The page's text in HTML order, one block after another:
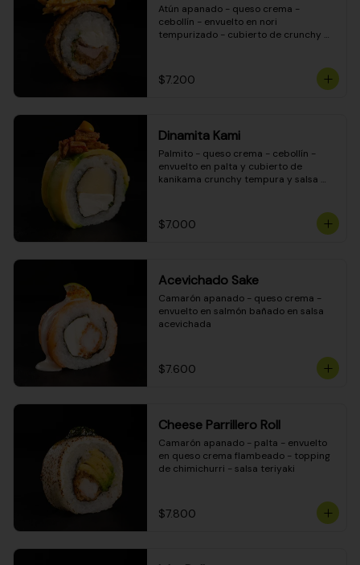
Atún apanado - queso crema -
cebollín - envuelto en nori
tempurizado - cubierto de crunchy
$7.200
Dinamita Kami
Palmito - queso crema - cebollín -
envuelto en palta y cubierto de
kanikama crunchy tempura y salsa
$7.000
Acevichado Sake
Camarón apanado - queso crema -
envuelto en salmón bañado en salsa
acevichada
$7.600
Cheese Parrillero Roll
Camarón apanado - palta - envuelto
en queso crema flambeado - topping
de chimichurri - salsa teriyaki
$7.800